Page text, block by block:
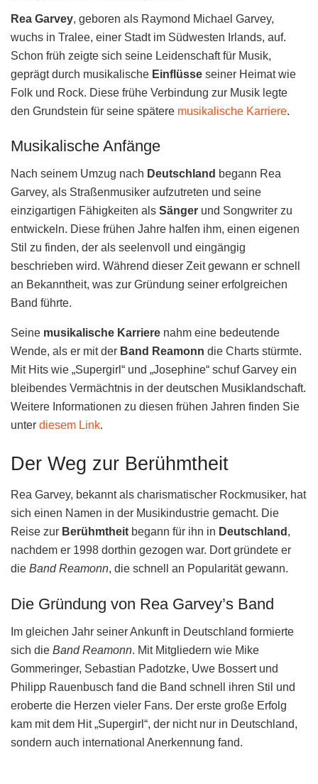
Rea Garvey, geboren als Raymond Michael Garvey,
wuchs in Tralee, einer Stadt im Südwesten Irlands, auf.
Schon früh zeigte sich seine Leidenschaft für Musik,
geprägt durch musikalische Einflüsse seiner Heimat wie
Folk und Rock. Diese frühe Verbindung zur Musik legte
den Grundstein für seine spätere musikalische Karriere.
Musikalische Anfänge
Nach seinem Umzug nach Deutschland begann Rea
Garvey, als Straßenmusiker aufzutreten und seine
einzigartigen Fähigkeiten als Sänger und Songwriter zu
entwickeln. Diese frühen Jahre halfen ihm, einen eigenen
Stil zu finden, der als seelenvoll und eingängig
beschrieben wird. Während dieser Zeit gewann er schnell
an Bekanntheit, was zur Gründung seiner erfolgreichen
Band führte.
Seine musikalische Karriere nahm eine bedeutende
Wende, als er mit der Band Reamonn die Charts stürmte.
Mit Hits wie „Supergirl“ und „Josephine“ schuf Garvey ein
bleibendes Vermächtnis in der deutschen Musiklandschaft.
Weitere Informationen zu diesen frühen Jahren finden Sie
unter diesem Link.
Der Weg zur Berühmtheit
Rea Garvey, bekannt als charismatischer Rockmusiker, hat
sich einen Namen in der Musikindustrie gemacht. Die
Reise zur Berühmtheit begann für ihn in Deutschland ,
nachdem er 1998 dorthin gezogen war. Dort gründete er
die Band Reamonn, die schnell an Popularität gewann.
Die Gründung von Rea Garvey’s Band
Im gleichen Jahr seiner Ankunft in Deutschland formierte
sich die Band Reamonn. Mit Mitgliedern wie Mike
Gommeringer, Sebastian Padotzke, Uwe Bossert und
Philipp Rauenbusch fand die Band schnell ihren Stil und
eroberte die Herzen vieler Fans. Der erste große Erfolg
kam mit dem Hit „Supergirl“, der nicht nur in Deutschland,
sondern auch international Anerkennung fand.